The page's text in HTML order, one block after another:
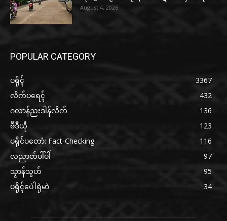
August 4, 2026
POPULAR CATEGORY
ပရိုၚ်
3367
လိက်ပရေၚ်
432
ဂလာန်ညးဒါန်လိက်
136
ဗဳဒဳယဵု
123
ပရိုင်ပတောံ: Fact-Checking
116
လညာတ်ပါ်ပါဲ
97
သၟာန်သွဟ်
95
ပရိုၚ်ပေဲါရုဲမာဲ
34